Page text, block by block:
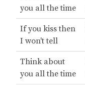
you all the time
If you kiss then
I won't tell
Think about
you all the time